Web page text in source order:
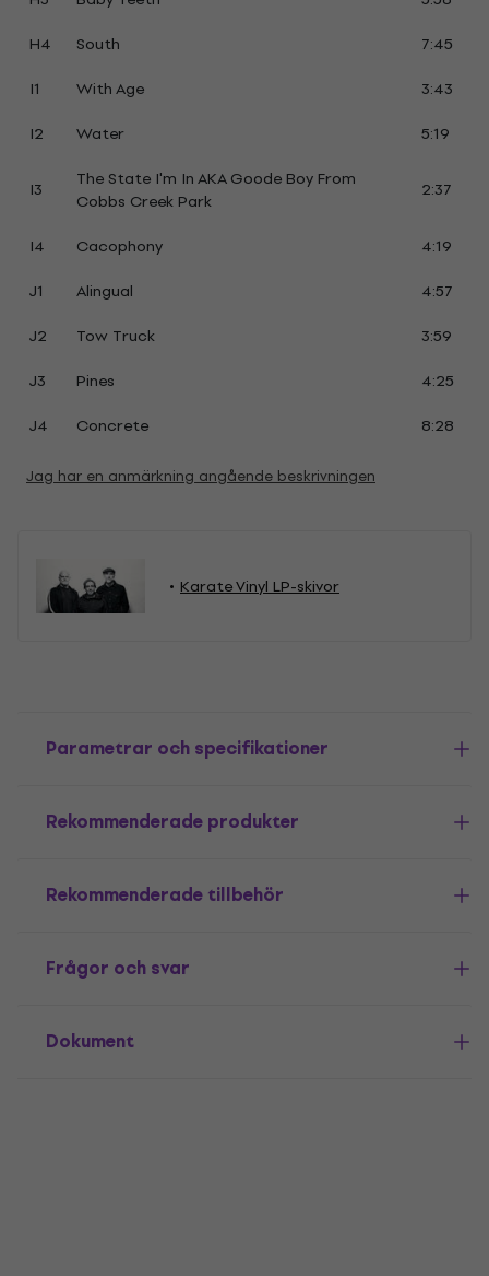
H4
South
7:45
I1
With Age
3:43
I2
Water 5:19
I3
The State I'm In AKA Goode Boy From
Cobbs Creek Park
2:37
I4 Cacophony
4:19
J1
Alingual
4:57
J2
Tow Truck
3:59
J3
Pines
4:25
J4
Concrete 8:28
Jag har en anmärkning angående beskrivningen
Karate Vinyl LP-skivor
Parametrar och specifikationer
Rekommenderade produkter
Rekommenderade tillbehör
Frågor och svar
Dokument